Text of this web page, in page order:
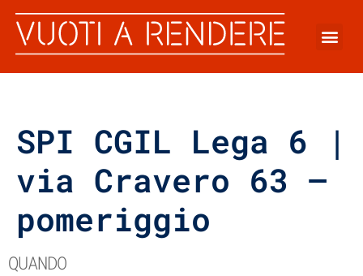
SPI CGIL Lega 6 |
via Cravero 63 –
pomeriggio
QUANDO